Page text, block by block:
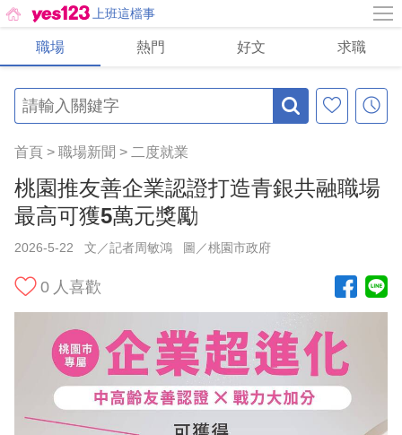
上班這檔事
職場 熱門 好文 求職
首頁 > 職場新聞 > 二度就業
桃園推友善企業認證打造青銀共融職場
最高可獲5萬元獎勵
2026-5-22 文／記者周敏鴻 圖／桃園市政府
0 人喜歡